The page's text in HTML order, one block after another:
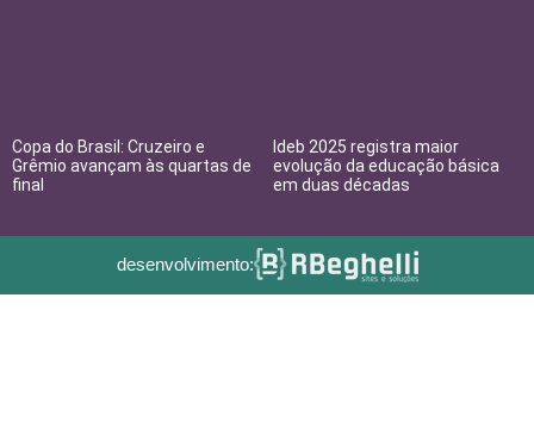
Copa do Brasil: Cruzeiro e
Grêmio avançam às quartas de
final
Ideb 2025 registra maior
evolução da educação básica
em duas décadas
desenvolvimento: